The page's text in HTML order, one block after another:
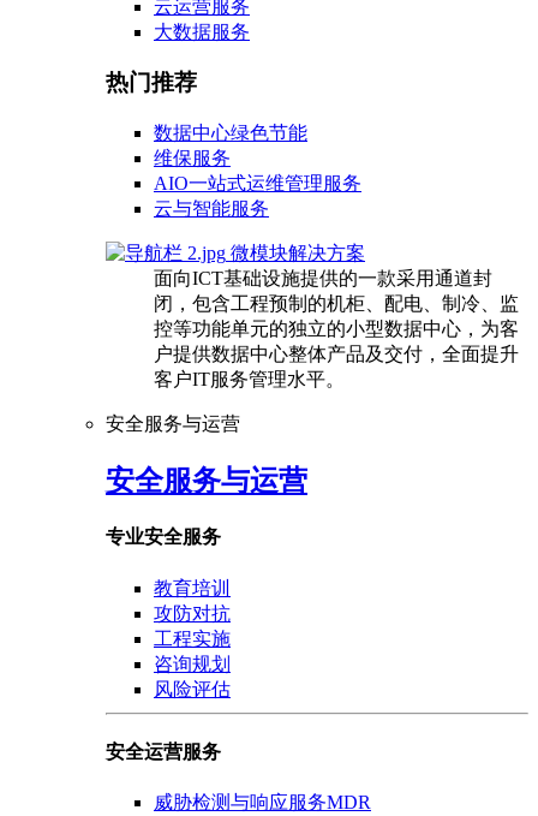
云运营服务
大数据服务
热门推荐
数据中心绿色节能
维保服务
AIO一站式运维管理服务
云与智能服务
微模块解决方案
面向ICT基础设施提供的一款采用通道封
闭，包含工程预制的机柜、配电、制冷、监
控等功能单元的独立的小型数据中心，为客
户提供数据中心整体产品及交付，全面提升
客户IT服务管理水平。
安全服务与运营
安全服务与运营
专业安全服务
教育培训
攻防对抗
工程实施
咨询规划
风险评估
安全运营服务
威胁检测与响应服务MDR